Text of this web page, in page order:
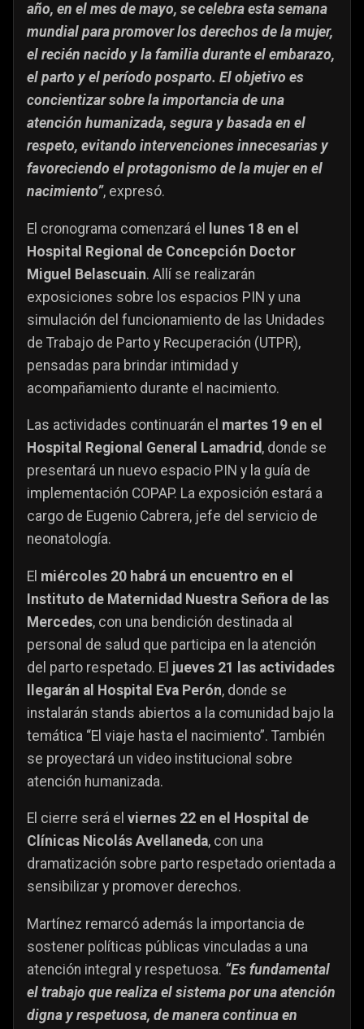
año, en el mes de mayo, se celebra esta semana
mundial para promover los derechos de la mujer,
el recién nacido y la familia durante el embarazo,
el parto y el período posparto. El objetivo es
concientizar sobre la importancia de una
atención humanizada, segura y basada en el
respeto, evitando intervenciones innecesarias y
favoreciendo el protagonismo de la mujer en el
nacimiento”, expresó.
El cronograma comenzará el
lunes 18 en el
Hospital Regional de Concepción Doctor
Miguel Belascuain. Allí se realizarán
exposiciones sobre los espacios PIN y una
simulación del funcionamiento de las Unidades
de Trabajo de Parto y Recuperación (UTPR),
pensadas para brindar intimidad y
acompañamiento durante el nacimiento.
Las actividades continuarán el martes 19 en el
Hospital Regional General Lamadrid, donde se
presentará un nuevo espacio PIN y la guía de
implementación COPAP. La exposición estará a
cargo de Eugenio Cabrera, jefe del servicio de
neonatología.
El miércoles 20 habrá un encuentro en el
Instituto de Maternidad Nuestra Señora de las
Mercedes, con una bendición destinada al
personal de salud que participa en la atención
del parto respetado. El jueves 21 las actividades
llegarán al Hospital Eva Perón, donde se
instalarán stands abiertos a la comunidad bajo la
temática “El viaje hasta el nacimiento”. También
se proyectará un video institucional sobre
atención humanizada.
El cierre será el viernes 22 en el Hospital de
Clínicas Nicolás Avellaneda, con una
dramatización sobre parto respetado orientada a
sensibilizar y promover derechos.
Martínez remarcó además la importancia de
sostener políticas públicas vinculadas a una
atención integral y respetuosa. “Es fundamental
el trabajo que realiza el sistema por una atención
digna y respetuosa, de manera continua en